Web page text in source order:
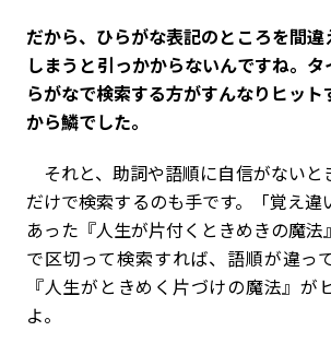
――だから、ひらがな表記のところを間
しまうと引っかからないんですね。
らがなで検索する方がすんなりヒット
から鱗でした。
それと、助詞や語順に自信がないと
だけで検索するのも手です。「覚え違
あった『人生が片付くときめきの魔
で区切って検索すれば、語順が違っ
『人生がときめく片づけの魔法』が
よ。